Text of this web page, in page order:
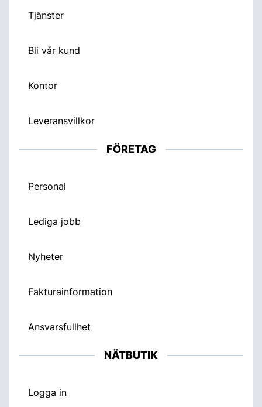
Tjänster
Bli vår kund
Kontor
Leveransvillkor
FÖRETAG
Personal
Lediga jobb
Nyheter
Fakturainformation
Ansvarsfullhet
NÄTBUTIK
Logga in